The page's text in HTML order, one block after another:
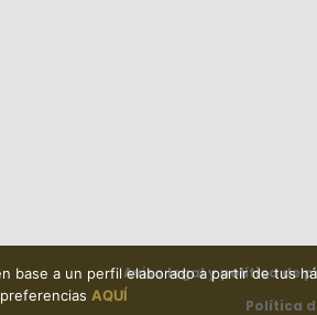
Aviso legal y política de
Política
base a un perfil elaborado a partir de tus
AQUÍ